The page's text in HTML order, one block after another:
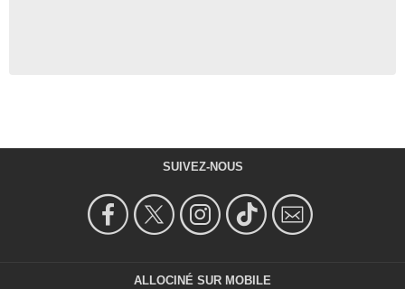
SUIVEZ-NOUS
ALLOCINÉ SUR MOBILE